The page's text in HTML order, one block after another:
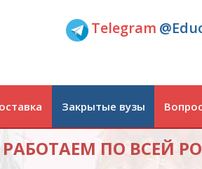
Telegram
Закрытые вузы
РАБОТАЕМ ПО ВСЕЙ